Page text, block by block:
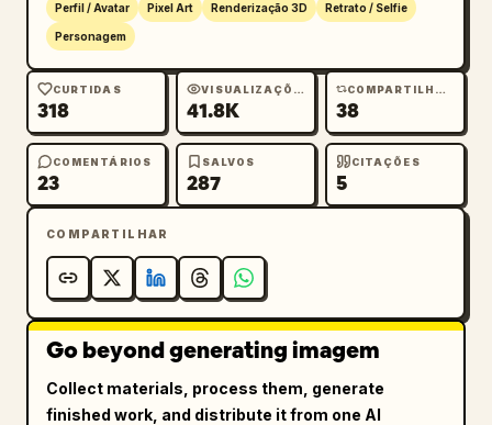
Perfil / Avatar Pixel Art Renderização 3D Retrato / Selfie
Personagem
CURTIDAS
318
VISUALIZAÇÕES
41.8K
COMPARTILHAMENTOS
38
COMENTÁRIOS
23
SALVOS
287
CITAÇÕES
5
COMPARTILHAR
Go beyond generating imagem
Collect materials, process them, generate
finished work, and distribute it from one AI